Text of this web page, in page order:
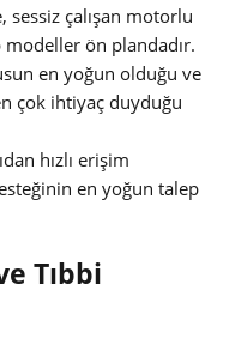
çalışan motorlu
ön plandadır.
en yoğun olduğu ve
çok ihtiyaç duyduğu
hızlı erişim
en yoğun talep
Tıbbi